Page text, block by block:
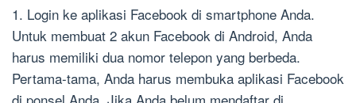
1. Login ke aplikasi Facebook di smartphone Anda.
Untuk membuat 2 akun Facebook di Android, Anda
harus memiliki dua nomor telepon yang berbeda.
Pertama-tama, Anda harus membuka aplikasi Facebook